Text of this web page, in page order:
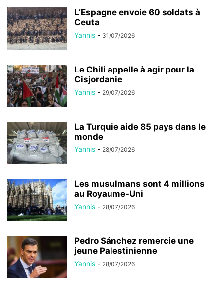
L’Espagne envoie 60 soldats à
Ceuta
Yannis - 31/07/2026
Le Chili appelle à agir pour la
Cisjordanie
Yannis - 29/07/2026
La Turquie aide 85 pays dans le
monde
Yannis - 28/07/2026
Les musulmans sont 4 millions
au Royaume-Uni
Yannis - 28/07/2026
Pedro Sánchez remercie une
jeune Palestinienne
Yannis - 28/07/2026